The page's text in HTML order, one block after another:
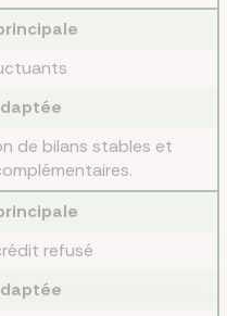
de bilans stables et
refusé